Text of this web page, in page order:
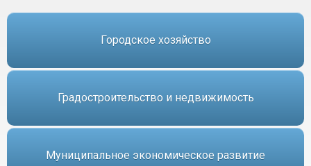
Городское хозяйство
Градостроительство и недвижимость
Муниципальное экономическое развитие